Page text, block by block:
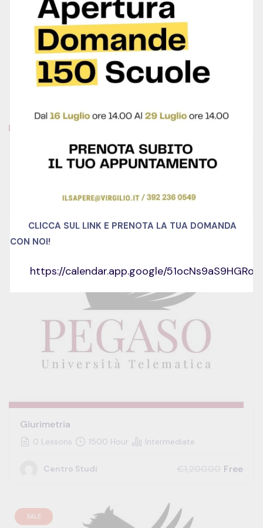
La Disciplina Giuridica Della Distribuzione
Assicurativa E Riassicurativa
Centro Studi €1,200.00
Giurimetria
0 Lessons 1500 Hour Intermediate
Centro Studi Free
SALE
CLICCA SUL LINK E PRENOTA LA TUA DOMANDA
CON NOI!
https://calendar.app.google/